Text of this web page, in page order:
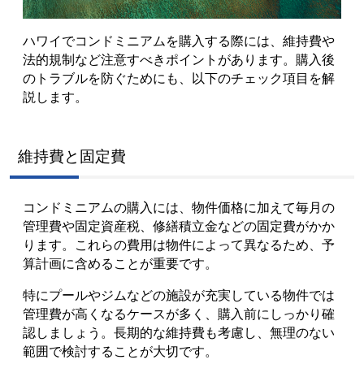
ハワイでコンドミニアムを購入する際には、維持費や
法的規制など注意すべきポイントがあります。購入後
のトラブルを防ぐためにも、以下のチェック項目を解
説します。
維持費と固定費
コンドミニアムの購入には、物件価格に加えて毎月の
管理費や固定資産税、修繕積立金などの固定費がかか
ります。これらの費用は物件によって異なるため、予
算計画に含めることが重要です。
特にプールやジムなどの施設が充実している物件では
管理費が高くなるケースが多く、購入前にしっかり確
認しましょう。長期的な維持費も考慮し、無理のない
範囲で検討することが大切です。